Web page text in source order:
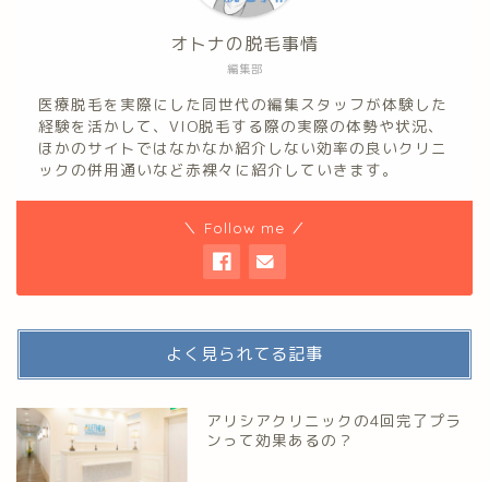
編集部
オトナの脱毛事情
医療脱毛を実際にした同世代の編集スタッフが体験した
経験を活かして、VIO脱毛する際の実際の体勢や状況、
ほかのサイトではなかなか紹介しない効率の良いクリニ
ックの併用通いなど赤裸々に紹介していきます。
＼ Follow me ／
よく見られてる記事
アリシアクリニックの4回完了プラ
ンって効果あるの？